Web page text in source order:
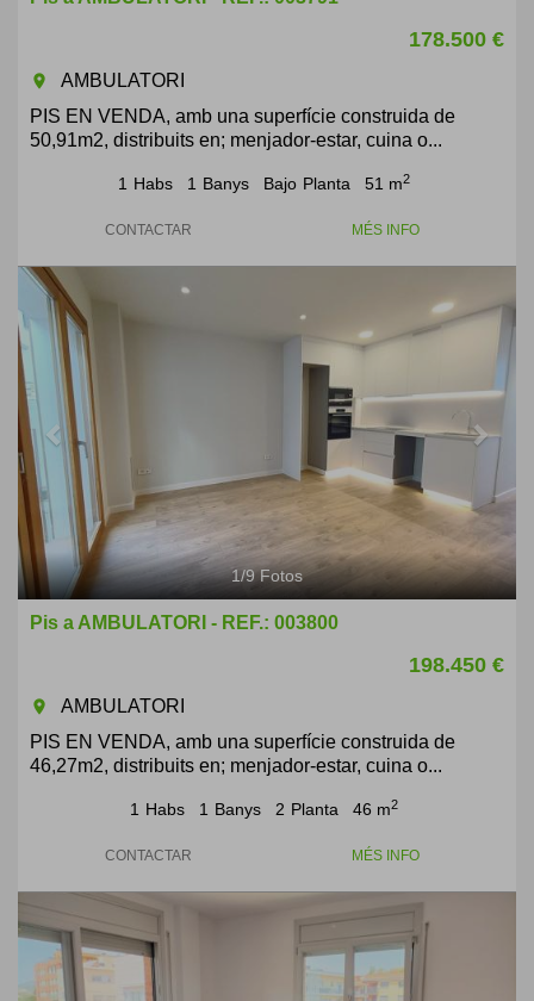
178.500 €
room
AMBULATORI
PIS EN VENDA, amb una superfície construida de
50,91m2, distribuits en; menjador-estar, cuina o...
1 Habs 1 Banys Bajo Planta 51 m2
CONTACTAR MÉS INFO
Previous
1/9Fotos
Pis a AMBULATORI - REF.: 003800
198.450 €
room
AMBULATORI
PIS EN VENDA, amb una superfície construida de
46,27m2, distribuits en; menjador-estar, cuina o...
1 Habs 1 Banys 2 Planta 46 m2
CONTACTAR MÉS INFO
Previous